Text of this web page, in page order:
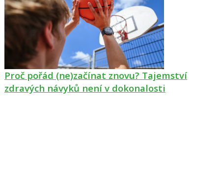
Proč pořád (ne)začínat znovu? Tajemství
zdravých návyků není v dokonalosti